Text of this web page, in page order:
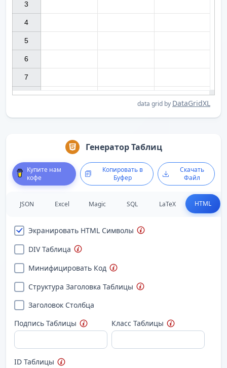
data grid by DataGridXL
3
4
5
6
7
Генератор Таблиц
Купите нам
кофе
Копировать в
Буфер
Скачать
Файл
JSON Excel Magic SQL LaTeX HTML
Экранировать HTML Символы
DIV Таблица
Минифицировать Код
Структура Заголовка Таблицы
Заголовок Столбца
Подпись Таблицы
Класс Таблицы
ID Таблицы